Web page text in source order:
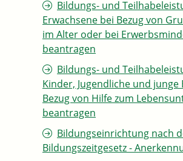
Bildungs- und
Erwachsene bei Bezug von
im Alter oder bei
beantragen
Bildungs- und
Kinder, Jugendliche und junge
Bezug von Hilfe zum
beantragen
Bildungseinrichtung nach
Bildungszeitgesetz -